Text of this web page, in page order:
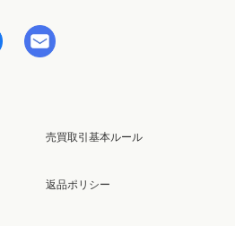
売買取引基本ルール
返品ポリシー